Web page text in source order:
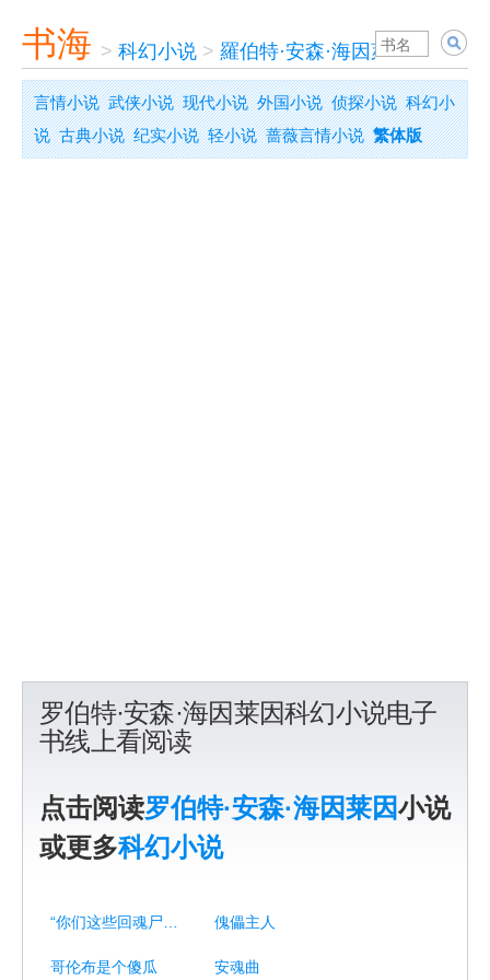
书海 > 科幻小说 > 羅伯特·安森·海因萊因
言情小说 武侠小说 现代小说 外国小说 侦探小说 科幻小
说 古典小说 纪实小说 轻小说 蔷薇言情小说 繁体版
罗伯特·安森·海因莱因科幻小说电子
书线上看阅读
点击阅读罗伯特·安森·海因莱因小说
或更多科幻小说
傀儡主人
哥伦布是个傻瓜 安魂曲